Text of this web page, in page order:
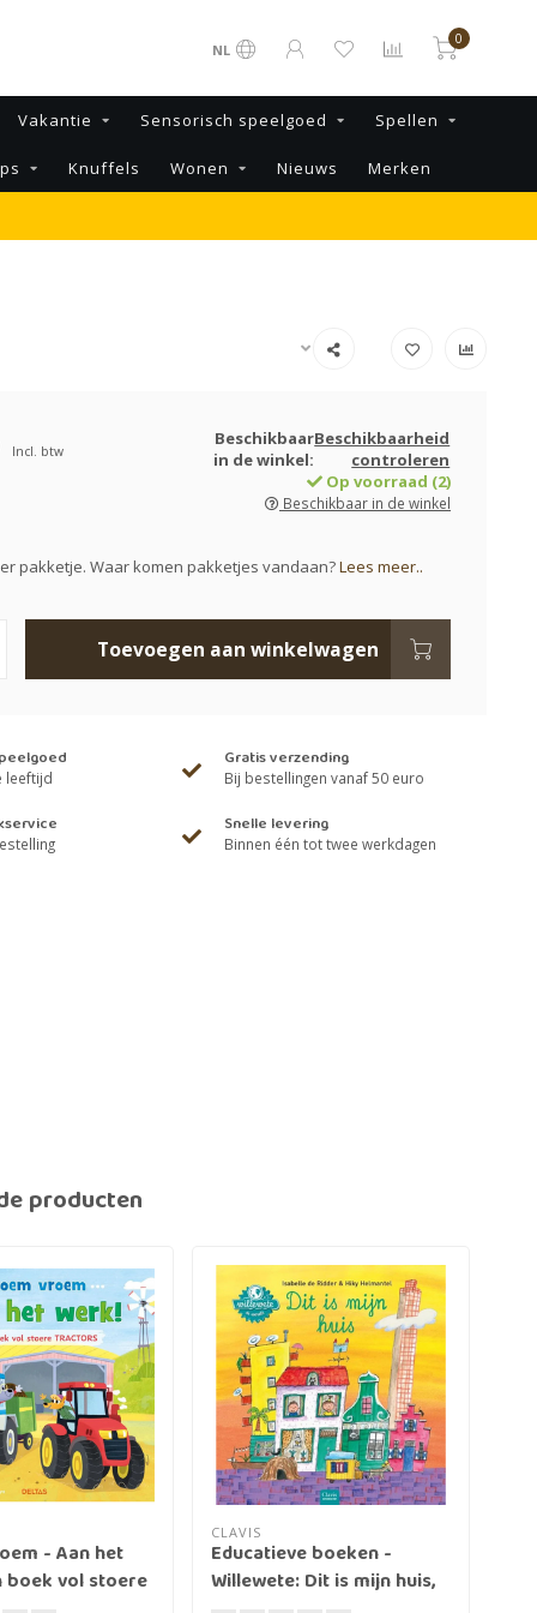
NL
0
Vakantie Sensorisch speelgoed Spellen
Knuffels Wonen Nieuws Merken
Incl. btw
Beschikbaar
in de winkel:
Beschikbaarheid
controleren
Op voorraad (2)
Beschikbaar in de winkel
pakketje. Waar komen pakketjes vandaan?Lees meer..
Toevoegen aan winkelwagen
leeftijd
Gratis verzending
Bij bestellingen vanaf 50 euro
Snelle levering
Binnen één tot twee werkdagen
producten
- Aan het
boek vol stoere
CLAVIS
Educatieve boeken -
Willewete: Dit is mijn huis,